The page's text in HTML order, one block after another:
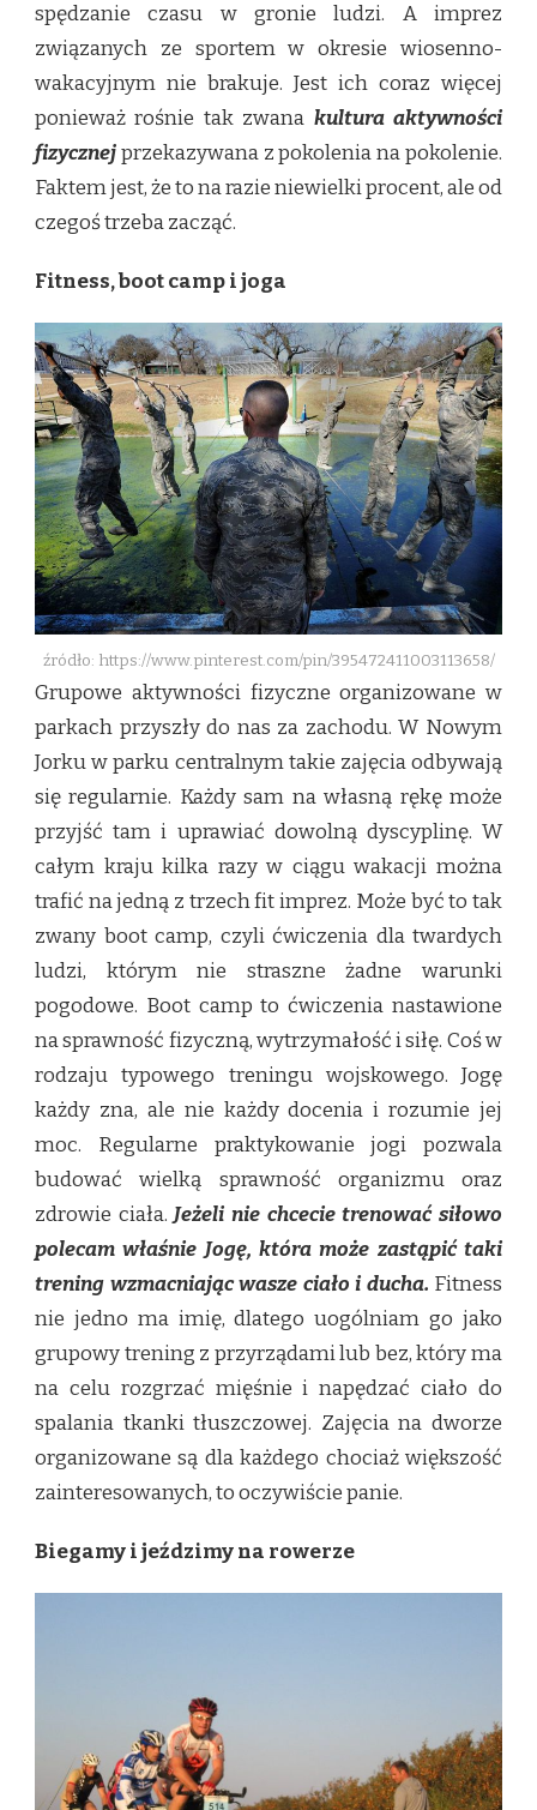
spędzanie czasu w gronie ludzi. A imprez
związanych ze sportem w okresie wiosenno-
wakacyjnym nie brakuje. Jest ich coraz więcej
ponieważ rośnie tak zwana kultura aktywności
fizycznejprzekazywana z pokolenia na pokolenie.
Faktem jest, że to na razie niewielki procent, ale od
czegoś trzeba zacząć.
Fitness, boot camp i joga
źródło: https://www.pinterest.com/pin/395472411003113658/
Grupowe aktywności fizyczne organizowane w
parkach przyszły do nas za zachodu. W Nowym
Jorku w parku centralnym takie zajęcia odbywają
się regularnie. Każdy sam na własną rękę może
przyjść tam i uprawiać dowolną dyscyplinę. W
całym kraju kilka razy w ciągu wakacji można
trafić na jedną z trzech fit imprez. Może być to tak
zwany boot camp, czyli ćwiczenia dla twardych
ludzi, którym nie straszne żadne warunki
pogodowe. Boot camp to ćwiczenia nastawione
na sprawność fizyczną, wytrzymałość i siłę. Coś w
rodzaju typowego treningu wojskowego. Jogę
każdy zna, ale nie każdy docenia i rozumie jej
moc. Regularne praktykowanie jogi pozwala
budować wielką sprawność organizmu oraz
zdrowie ciała.Jeżeli nie chcecie trenować siłowo
polecam właśnie Jogę, która może zastąpić taki
trening wzmacniając wasze ciało i ducha. Fitness
nie jedno ma imię, dlatego uogólniam go jako
grupowy trening z przyrządami lub bez, który ma
na celu rozgrzać mięśnie i napędzać ciało do
spalania tkanki tłuszczowej. Zajęcia na dworze
organizowane są dla każdego chociaż większość
zainteresowanych, to oczywiście panie.
Biegamy i jeździmy na rowerze